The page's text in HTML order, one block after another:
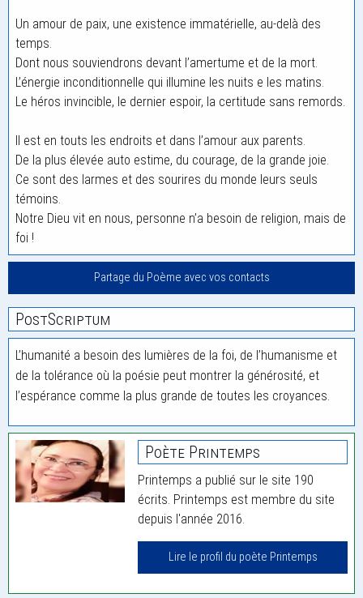
Un amour de paix, une existence immatérielle, au-delà des
temps.
Dont nous souviendrons devant l’amertume et de la mort.
L’énergie inconditionnelle qui illumine les nuits e les matins.
Le héros invincible, le dernier espoir, la certitude sans remords.
Il est en touts les endroits et dans l’amour aux parents.
De la plus élevée auto estime, du courage, de la grande joie.
Ce sont des larmes et des sourires du monde leurs seuls
témoins.
Notre Dieu vit en nous, personne n’a besoin de religion, mais de
foi !
Partage du Poème avec vos contacts
PostScriptum
L’humanité a besoin des lumières de la foi, de l’humanisme et
de la tolérance où la poésie peut montrer la générosité, et
l’espérance comme la plus grande de toutes les croyances.
Poète Printemps
Printemps a publié sur le site 190
écrits. Printemps est membre du site
depuis l'année 2016.
Lire le profil du poète Printemps